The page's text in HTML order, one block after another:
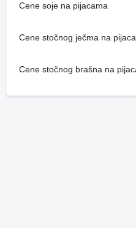
Cene soje na pijacama
Cene stočnog ječma na
Cene stočnog brašna na